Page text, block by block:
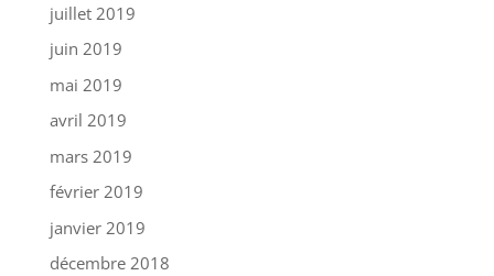
juillet 2019
juin 2019
mai 2019
avril 2019
mars 2019
février 2019
janvier 2019
décembre 2018